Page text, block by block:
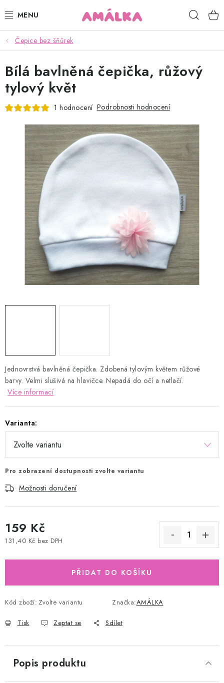
na
KOJENECKÉ, DĚTSKÉ OBLEČENÍ
ČEPICE, RUKAVICE, NÁKRČNÍKY
OSUŠKY, BRYNDÁKY, DEKY, DOPLŇKY
POUKAZY
KONTAKTY
HODNOCENÍ OBCHODU
Kontakty Proč AMÁLKA?
Doprava a platba
Tabulka velikostí
Postup pro vrácení a výměnu
Velkoobchod
Obchodní podmínky
Podmínky ochrany osobních údajů
Blog
Čepice bez šňůrek
Jednovrstvá bavlněná čepička. Zdobená tylovým květem růžové
barvy. Velmi slušivá na hlavičce. Nepadá do očí a netlačí.
Více informací
Varianta:
Pro zobrazení dostupnosti zvolte variantu
Možnosti doručení
159 Kč
131,40 Kč bez DPH
PŘIDAT DO KOŠÍKU
Kód zboží: Zvolte variantu Značka:AMÁLKA
Tisk Zeptat se Sdílet
Bílá bavlněná čepička, růžový
tylový květ
1 hodnocení Podrobnosti hodnocení
Popis produktu